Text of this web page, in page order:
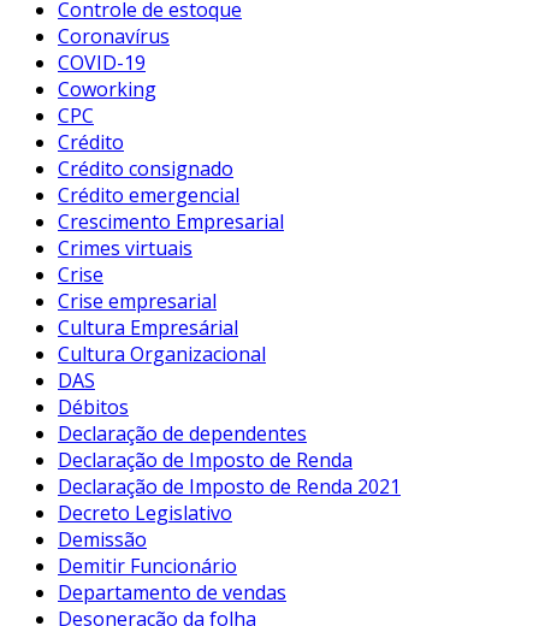
Controle de estoque
Coronavírus
COVID-19
Coworking
CPC
Crédito
Crédito consignado
Crédito emergencial
Crescimento Empresarial
Crimes virtuais
Crise
Crise empresarial
Cultura Empresárial
Cultura Organizacional
DAS
Débitos
Declaração de dependentes
Declaração de Imposto de Renda
Declaração de Imposto de Renda 2021
Decreto Legislativo
Demissão
Demitir Funcionário
Departamento de vendas
Desoneração da folha